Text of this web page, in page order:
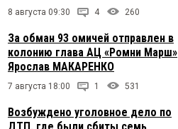
8 августа 09:30 4 260
За обман 93 омичей отправлен в
колонию глава АЦ «Ромни Марш»
Ярослав МАКАРЕНКО
7 августа 18:00 1 531
Возбуждено уголовное дело по